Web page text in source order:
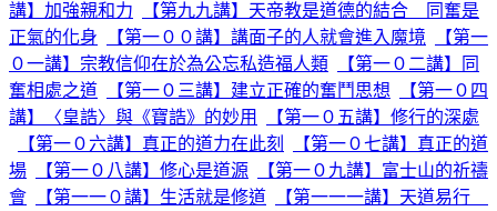
講】加強親和力
【第九九講】天帝教是道德的結合 同奮是
正氣的化身
【第一００講】講面子的人就會進入魔境
【第一
０一講】宗教信仰在於為公忘私造福人類
【第一０二講】同
奮相處之道
【第一０三講】建立正確的奮鬥思想
【第一０四
講】〈皇誥〉與《寶誥》的妙用
【第一０五講】修行的深處
【第一０六講】真正的道力在此刻
【第一０七講】真正的道
場
【第一０八講】修心是道源
【第一０九講】富士山的祈禱
會
【第一一０講】生活就是修道
【第一一一講】天道易行